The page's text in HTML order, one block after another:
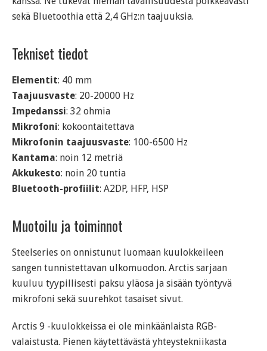
sekä Bluetoothia että 2,4 GHz:n taajuuksia.
Tekniset tiedot
Elementit: 40 mm
Taajuusvaste: 20-20000 Hz
Impedanssi: 32 ohmia
Mikrofoni: kokoontaitettava
Mikrofonin taajuusvaste: 100-6500 Hz
Kantama: noin 12 metriä
Akkukesto: noin 20 tuntia
Bluetooth-profiilit: A2DP, HFP, HSP
Muotoilu ja toiminnot
Steelseries on onnistunut luomaan kuulokkeileen
sangen tunnistettavan ulkomuodon. Arctis sarjaan
kuuluu tyypillisesti paksu yläosa ja sisään työntyvä
mikrofoni sekä suurehkot tasaiset sivut.
Arctis 9 -kuulokkeissa ei ole minkäänlaista RGB-
valaistusta. Pienen käytettävästä yhteystekniikasta